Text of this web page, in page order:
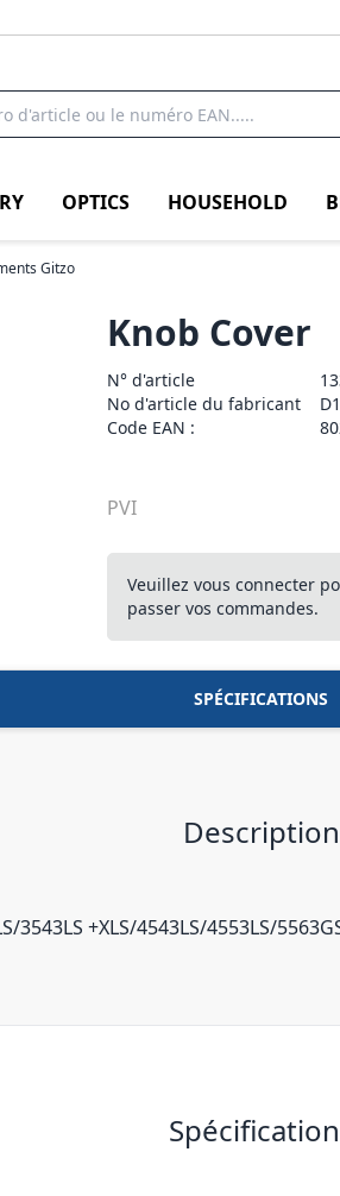
OPTICS HOUSEHOLD
Gitzo
Knob Cover
N° d'article
No d'article du fabricant
Code EAN :
PVI
Veuillez vous connecter
passer vos commandes.
SPÉCIFICATIONS
Description
+XLS/4543LS/4553LS/